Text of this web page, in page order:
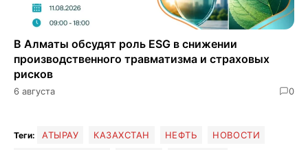
В Алматы обсудят роль ESG в снижении
производственного травматизма и страховых
рисков
6 августа 0
Теги: АТЫРАУ КАЗАХСТАН НЕФТЬ
НОВОСТИ